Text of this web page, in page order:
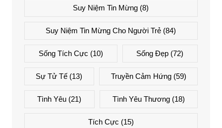
Suy Niệm Tin Mừng (8)
Suy Niệm Tin Mừng Cho Người Trẻ (84)
Sống Tích Cực (10) Sống Đẹp (72)
Sự Tử Tế (13) Truyền Cảm Hứng(59)
Tình Yêu (21) Tình Yêu Thương(18)
Tích Cực (15)